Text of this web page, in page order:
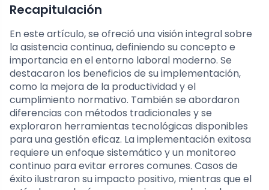
Recapitulación
En este artículo, se ofreció una visión integral sobre
la asistencia continua, definiendo su concepto e
importancia en el entorno laboral moderno. Se
destacaron los beneficios de su implementación,
como la mejora de la productividad y el
cumplimiento normativo. También se abordaron
diferencias con métodos tradicionales y se
exploraron herramientas tecnológicas disponibles
para una gestión eficaz. La implementación exitosa
requiere un enfoque sistemático y un monitoreo
continuo para evitar errores comunes. Casos de
éxito ilustraron su impacto positivo, mientras que el